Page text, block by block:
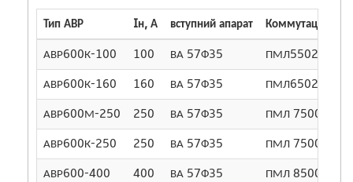
Тип АВР Iн, А вступний апарат Коммутаційне
АВР600К-100 100 ВА 57Ф35 ПМЛ5502 *
АВР600К-160 160 ВА 57Ф35 ПМЛ6502 *
АВР600М-250 250 ВА 57Ф35 ПМЛ 7500 *
АВР600К-250 250 ВА 57Ф35 ПМЛ 7500 *
АВР600-400 400 ВА 57Ф35
ПМЛ 8500 *